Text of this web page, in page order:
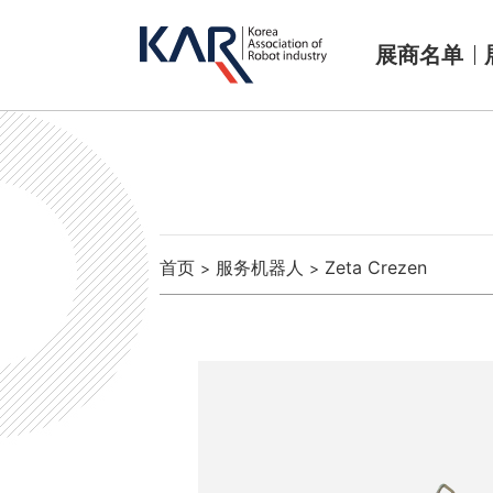
展商名单
首页 > 服务机器人 > Zeta Crezen